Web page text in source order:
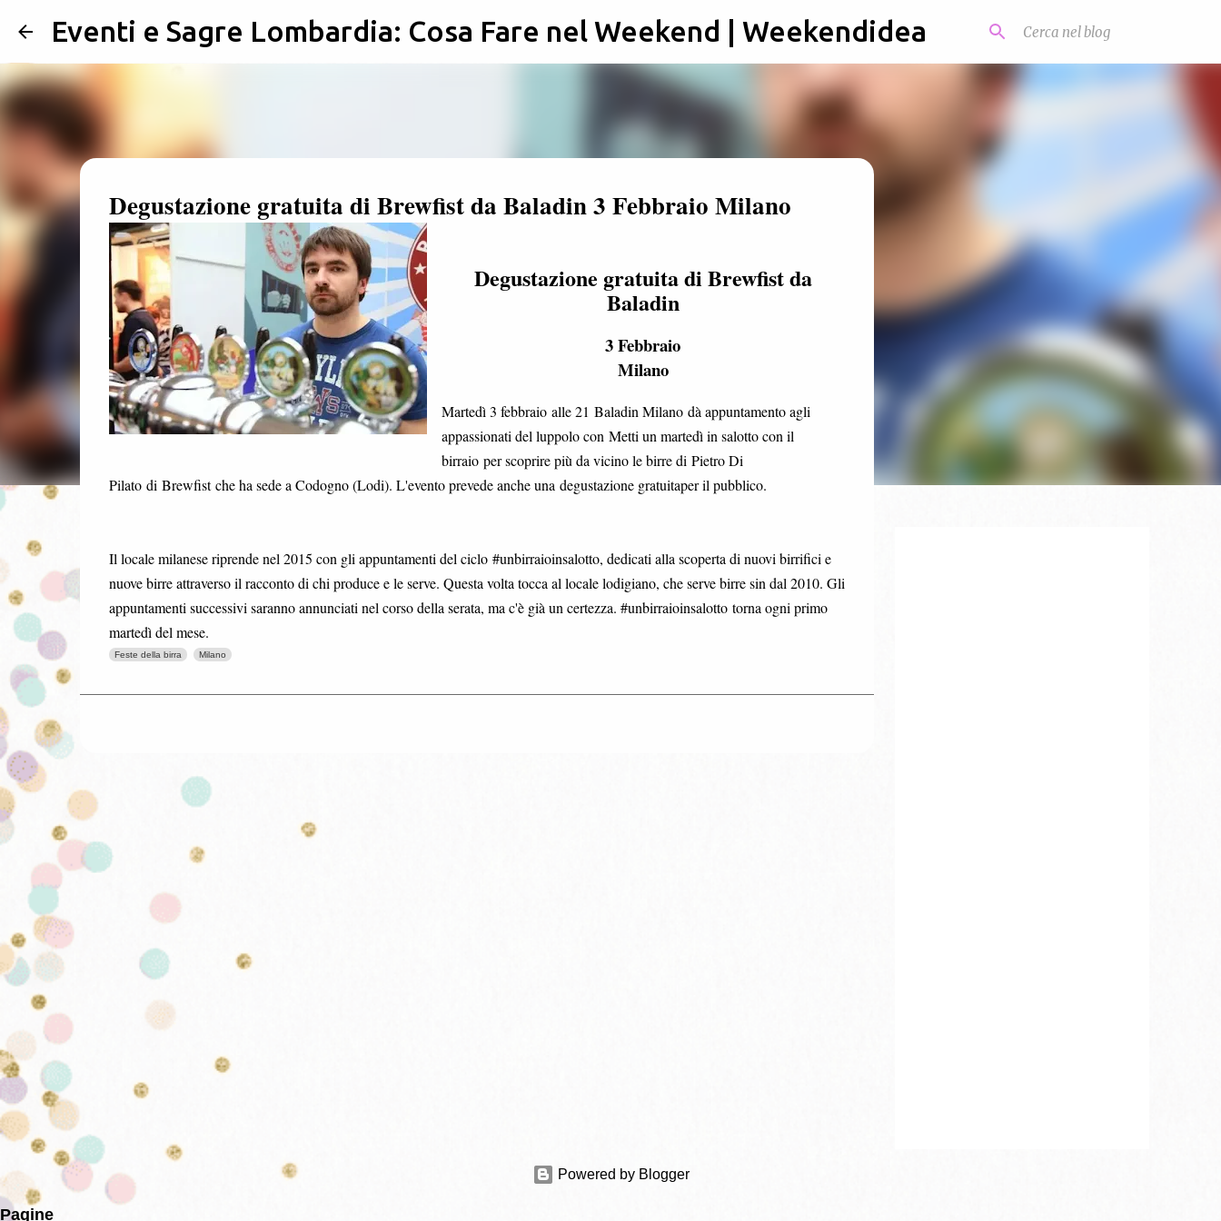
Passa ai contenuti principali
Eventi e Sagre Lombardia: Cosa Fare nel Weekend | Weekendidea
Degustazione gratuita di Brewfist da Baladin 3 Febbraio Milano
Degustazione gratuita di Brewfist da
Baladin
3 Febbraio
Milano
Martedì 3 febbraio alle 21 Baladin Milano dà appuntamento agli
appassionati del luppolo con Metti un martedì in salotto con il
birraio per scoprire più da vicino le birre di Pietro Di
Pilato di Brewfist che ha sede a Codogno (Lodi). L'evento prevede anche una degustazione gratuitaper il pubblico.
Il locale milanese riprende nel 2015 con gli appuntamenti del ciclo #unbirraioinsalotto, dedicati alla scoperta di nuovi birrifici e
nuove birre attraverso il racconto di chi produce e le serve. Questa volta tocca al locale lodigiano, che serve birre sin dal 2010. Gli
appuntamenti successivi saranno annunciati nel corso della serata, ma c'è già un certezza. #unbirraioinsalotto torna ogni primo
martedì del mese.
Feste della birra Milano
Powered by Blogger
Pagine